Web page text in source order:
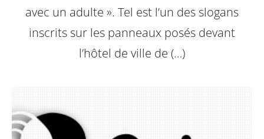
avec un adulte ». Tel est l’un des slogans
inscrits sur les panneaux posés devant
l’hôtel de ville de (…)